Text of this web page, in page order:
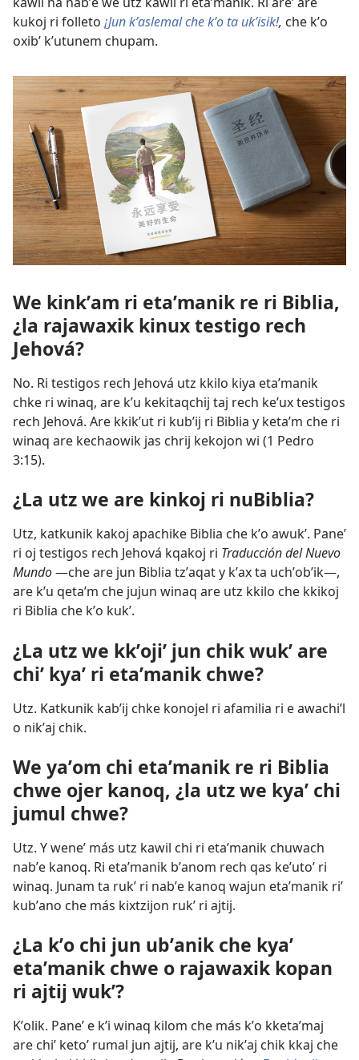
kukoj ri folleto ¡Jun kʼaslemal che kʼo ta ukʼisik!, che kʼo
oxibʼ kʼutunem chupam.
We kinkʼam ri etaʼmanik re ri Biblia,
¿la rajawaxik kinux testigo rech
Jehová?
No. Ri testigos rech Jehová utz kkilo kiya etaʼmanik
chke ri winaq, are kʼu kekitaqchij taj rech keʼux testigos
rech Jehová. Are kkikʼut ri kubʼij ri Biblia y ketaʼm che ri
winaq are kechaowik jas chrij kekojon wi (1 Pedro
3:15).
¿La utz we are kinkoj ri nuBiblia?
Utz, katkunik kakoj apachike Biblia che kʼo awukʼ. Paneʼ
ri oj testigos rech Jehová kqakoj ri Traducción del Nuevo
Mundo—che are jun Biblia tzʼaqat y kʼax ta uchʼobʼik—,
are kʼu qetaʼm che jujun winaq are utz kkilo che kkikoj
ri Biblia che kʼo kukʼ.
¿La utz we kkʼojiʼ jun chik wukʼ are
chiʼ kyaʼ ri etaʼmanik chwe?
Utz. Katkunik kabʼij chke konojel ri afamilia ri e awachiʼl
o nikʼaj chik.
We yaʼom chi etaʼmanik re ri Biblia
chwe ojer kanoq, ¿la utz we kyaʼ chi
jumul chwe?
Utz. Y weneʼ más utz kawil chi ri etaʼmanik chuwach
nabʼe kanoq. Ri etaʼmanik bʼanom rech qas keʼutoʼ ri
winaq. Junam ta rukʼ ri nabʼe kanoq wajun etaʼmanik riʼ
kubʼano che más kixtzijon rukʼ ri ajtij.
¿La kʼo chi jun ubʼanik che kyaʼ
etaʼmanik chwe o rajawaxik kopan
ri ajtij wukʼ?
Kʼolik. Paneʼ e kʼi winaq kilom che más kʼo kketaʼmaj
are chiʼ ketoʼ rumal jun ajtij, are kʼu nikʼaj chik kkaj che